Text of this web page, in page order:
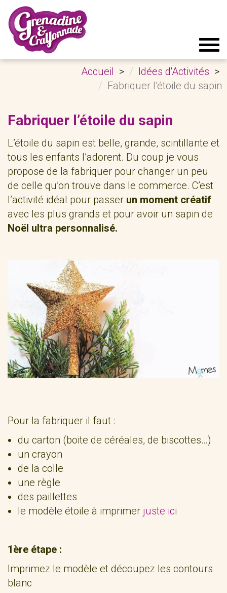
Accueil
Idées d'Activités
Fabriquer l’étoile du sapin
Fabriquer l’étoile du sapin
L’étoile du sapin est belle, grande, scintillante et
tous les enfants l’adorent. Du coup je vous
propose de la fabriquer pour changer un peu
de celle qu’on trouve dans le commerce. C’est
l’activité idéal pour passer un moment créatif
avec les plus grands et pour avoir un sapin de
Noël ultra personnalisé.
Pour la fabriquer il faut :
du carton (boite de céréales, de biscottes…)
un crayon
de la colle
une règle
des paillettes
le modèle étoile à imprimer juste ici
1ère étape :
Imprimez le modèle et découpez les contours
blanc